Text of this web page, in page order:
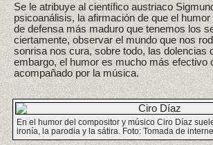
Se le atribuye al científico austriaco
psicoanálisis, la afirmación de que el
de defensa más maduro que tenemos los
ciertamente, observar el mundo que nos
sonrisa nos cura, sobre todo, las dolencias
embargo, el humor es mucho más efectivo
acompañado por la música.
En el humor del compositor y músico Ciro Díaz
ironía, la parodia y la sátira. Foto: Tomada de